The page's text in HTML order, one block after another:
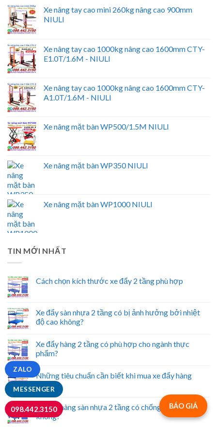
Xe nâng tay cao mini 260kg nâng cao 900mm
NIULI
Xe nâng tay cao 1000kg nâng cao 1600mm CTY-
E1.0T/1.6M - NIULI
Xe nâng tay cao 1000kg nâng cao 1600mm CTY-
A1.0T/1.6M - NIULI
Xe nâng mặt bàn WP500/1.5M NIULI
Xe nâng mặt bàn WP350 NIULI
Xe nâng mặt bàn WP1000 NIULI
TIN MỚI NHẤT
Cách chọn kích thước xe đẩy 2 tầng phù hợp
Xe đẩy sàn nhựa 2 tầng có bị ảnh hưởng bởi nhiệt
độ cao không?
Xe đẩy hàng 2 tầng có phù hợp cho ngành thực
phẩm?
Những tiêu chuẩn cần biết khi mua xe đẩy hàng
Xe đẩy hàng sàn nhựa 2 tầng có chống trầy xước
không?
BÁO GIÁ
MESSENGER
ZALO
098.442.3150